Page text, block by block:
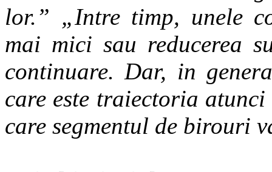
lor.” „Intre timp, unele
mai mici sau reducerea
continuare. Dar, in
care este traiectoria
care segmentul de birouri